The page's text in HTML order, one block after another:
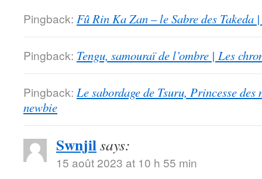
Pingback: Fû Rin Ka Zan – le Sabre des Takeda
Pingback: Tengu, samouraï de l’ombre | Les
Pingback: Le sabordage de Tsuru, Princesse
newbie
Swnjilsays:
15 août 2023 at 10 h 55 min